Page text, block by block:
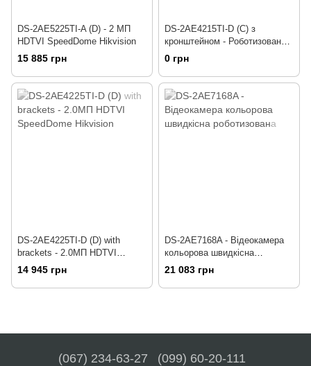
DS-2AE5225TI-A (D) - 2 МП
HDTVI SpeedDome Hikvision
15 885 грн
DS-2AE4215TI-D (С) з
кронштейном - Роботизована
Turbo-HD камера
0 грн
DS-2AE4225TI-D (D) with
brackets - 2.0МП HDTVI
SpeedDome Hikvision
14 945 грн
DS-2AE7168A - Відеокамера
кольорова швидкісна
роботизована
21 083 грн
(067) 234-63-27 (099) 60-20-111